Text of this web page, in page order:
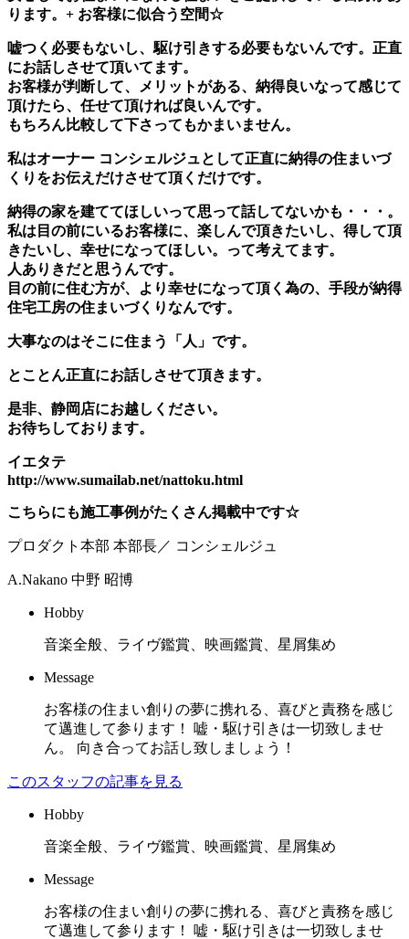
ります。+ お客様に似合う空間☆
嘘つく必要もないし、駆け引きする必要もないんです。正直
にお話しさせて頂いてます。
お客様が判断して、メリットがある、納得良いなって感じて
頂けたら、任せて頂ければ良いんです。
もちろん比較して下さってもかまいません。
私はオーナー コンシェルジュとして正直に納得の住まいづ
くりをお伝えだけさせて頂くだけです。
納得の家を建ててほしいって思って話してないかも・・・。
私は目の前にいるお客様に、楽しんで頂きたいし、得して頂
きたいし、幸せになってほしい。って考えてます。
人ありきだと思うんです。
目の前に住む方が、より幸せになって頂く為の、手段が納得
住宅工房の住まいづくりなんです。
大事なのはそこに住まう「人」です。
とことん正直にお話しさせて頂きます。
是非、静岡店にお越しください。
お待ちしております。
イエタテ
http://www.sumailab.net/nattoku.html
こちらにも施工事例がたくさん掲載中です☆
プロダクト本部 本部長／ コンシェルジュ
A.Nakano 中野 昭博
Hobby
音楽全般、ライヴ鑑賞、映画鑑賞、星屑集め
Message
お客様の住まい創りの夢に携れる、喜びと責務を感じ
て邁進して参ります！ 嘘・駆け引きは一切致しませ
ん。 向き合ってお話し致しましょう！
このスタッフの記事を見る
Hobby
音楽全般、ライヴ鑑賞、映画鑑賞、星屑集め
Message
お客様の住まい創りの夢に携れる、喜びと責務を感じ
て邁進して参ります！ 嘘・駆け引きは一切致しませ